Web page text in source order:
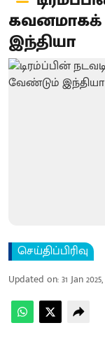
இந்தியா
செய்திப்பிரிவு
Updated on:31 Jan